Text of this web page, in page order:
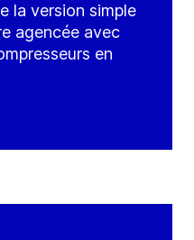
la version simple
agencée avec
en